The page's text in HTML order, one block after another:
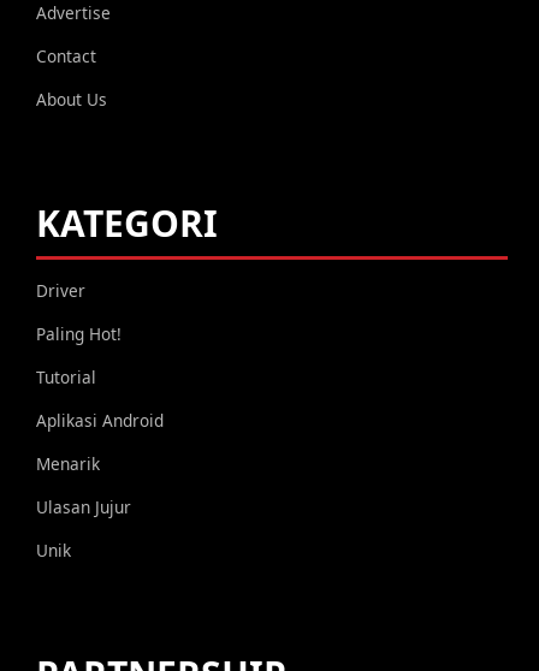
Advertise
Contact
About Us
KATEGORI
Driver
Paling Hot!
Tutorial
Aplikasi Android
Menarik
Ulasan Jujur
Unik